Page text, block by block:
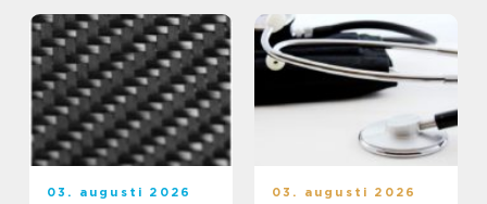
03. augusti 2026 03. augusti 2026